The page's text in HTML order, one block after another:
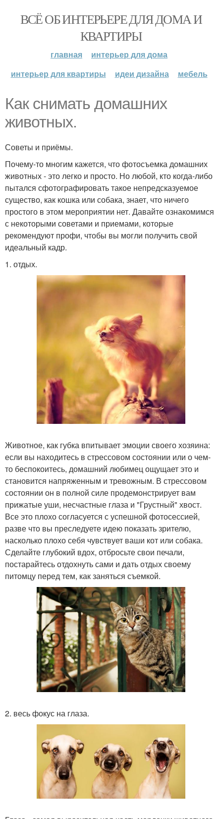
ВСЁ ОБ ИНТЕРЬЕРЕ ДЛЯ ДОМА И
КВАРТИРЫ
главная
интерьер для дома
интерьер для квартиры
идеи дизайна мебель
Как снимать домашних
животных.
Советы и приёмы.
Почему-то многим кажется, что фотосъемка домашних
животных - это легко и просто. Но любой, кто когда-либо
пытался сфотографировать такое непредсказуемое
существо, как кошка или собака, знает, что ничего
простого в этом мероприятии нет. Давайте ознакомимся
с некоторыми советами и приемами, которые
рекомендуют профи, чтобы вы могли получить свой
идеальный кадр.
1. отдых.
Животное, как губка впитывает эмоции своего хозяина:
если вы находитесь в стрессовом состоянии или о чем-
то беспокоитесь, домашний любимец ощущает это и
становится напряженным и тревожным. В стрессовом
состоянии он в полной силе продемонстрирует вам
прижатые уши, несчастные глаза и "Грустный" хвост.
Все это плохо согласуется с успешной фотосессией,
разве что вы преследуете идею показать зрителю,
насколько плохо себя чувствует ваши кот или собака.
Сделайте глубокий вдох, отбросьте свои печали,
постарайтесь отдохнуть сами и дать отдых своему
питомцу перед тем, как заняться съемкой.
2. весь фокус на глаза.